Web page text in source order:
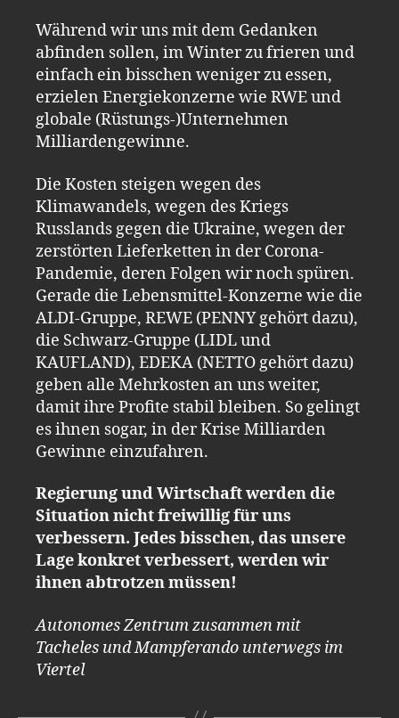
Während wir uns mit dem Gedanken
abfinden sollen, im Winter zu frieren und
einfach ein bisschen weniger zu essen,
erzielen Energiekonzerne wie RWE und
globale (Rüstungs-)Unternehmen
Milliardengewinne.
Die Kosten steigen wegen des
Klimawandels, wegen des Kriegs
Russlands gegen die Ukraine, wegen der
zerstörten Lieferketten in der Corona-
Pandemie, deren Folgen wir noch spüren.
Gerade die Lebensmittel-Konzerne wie die
ALDI-Gruppe, REWE (PENNY gehört dazu),
die Schwarz-Gruppe (LIDL und
KAUFLAND), EDEKA (NETTO gehört dazu)
geben alle Mehrkosten an uns weiter,
damit ihre Profite stabil bleiben. So gelingt
es ihnen sogar, in der Krise Milliarden
Gewinne einzufahren.
Regierung und Wirtschaft werden die
Situation nicht freiwillig für uns
verbessern. Jedes bisschen, das unsere
Lage konkret verbessert, werden wir
ihnen abtrotzen müssen!
Autonomes Zentrum zusammen mit
Tacheles und Mampferando unterwegs im
Viertel